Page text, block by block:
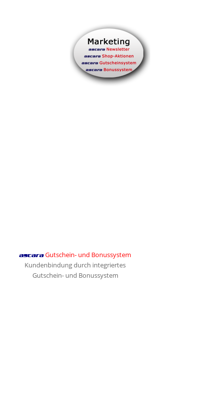
ascara Gutschein- und Bonussystem
Kundenbindung durch integriertes
Gutschein- und Bonussystem